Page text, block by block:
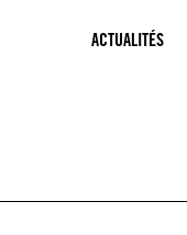
ACTUALITÉS